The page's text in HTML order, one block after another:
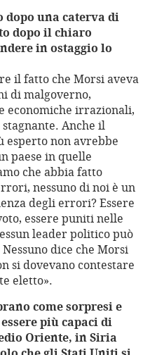
una caterva di
dopo il chiaro
in ostaggio lo
il fatto che Morsi aveva
di malgoverno,
economiche irrazionali,
Anche il
non avrebbe
paese in quelle
che abbia fatto
nessuno di noi è un
degli errori? Essere
essere puniti nelle
leader politico può
dice che Morsi
si dovevano contestare
eletto».
come sorpresi e
più capaci di
Oriente, in Siria